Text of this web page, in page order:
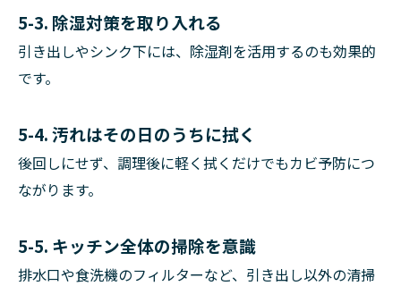
5-3. 除湿対策を取り入れる
引き出しやシンク下には、除湿剤を活用するのも効果的
です。
5-4. 汚れはその日のうちに拭く
後回しにせず、調理後に軽く拭くだけでもカビ予防につ
ながります。
5-5. キッチン全体の掃除を意識
排水口や食洗機のフィルターなど、引き出し以外の清掃